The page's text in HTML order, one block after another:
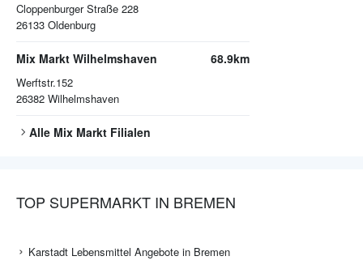
Cloppenburger Straße 228
26133 Oldenburg
Mix Markt Wilhelmshaven
Werftstr.152
26382 Wilhelmshaven
68.9km
Alle Mix Markt Filialen
TOP SUPERMARKT IN BREMEN
Karstadt Lebensmittel Angebote in Bremen